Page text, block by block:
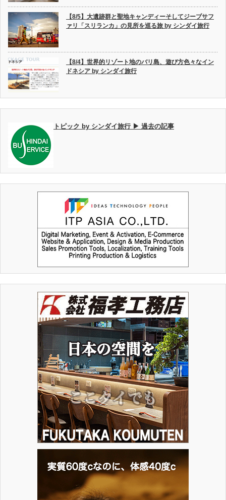
【8/5】大遺跡群と聖地キャンディーそしてジープサフ
ァリ「スリランカ」の見所を巡る旅 by シンダイ旅行
【8/4】世界的リゾート地のバリ島、遊び方色々なイン
ドネシア by シンダイ旅行
トピック by シンダイ旅行 ▶ 過去の記事